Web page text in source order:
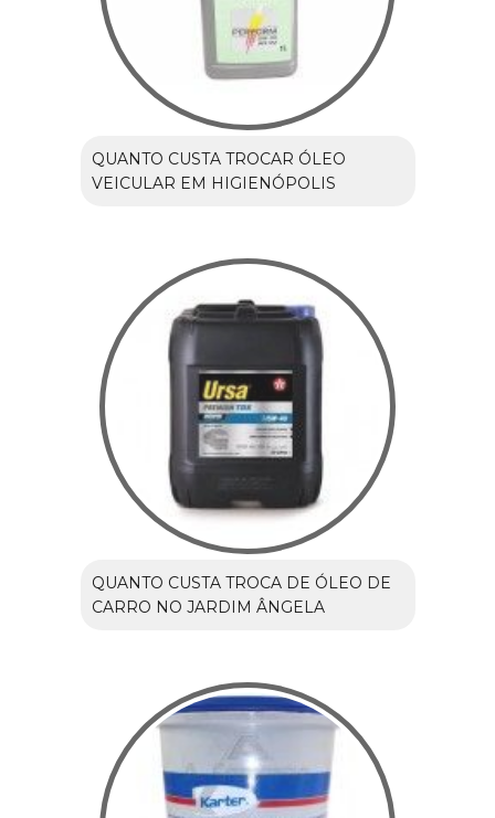
QUANTO CUSTA TROCAR ÓLEO
VEICULAR EM HIGIENÓPOLIS
QUANTO CUSTA TROCA DE ÓLEO DE
CARRO NO JARDIM ÂNGELA